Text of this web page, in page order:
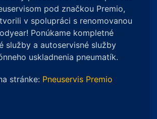
pod značkou Premio,
v spolupráci s renomovanou
Ponúkame kompletné
služby a autoservisné služby
uskladnenia pneumatík.
stránke: Pneuservis Premio